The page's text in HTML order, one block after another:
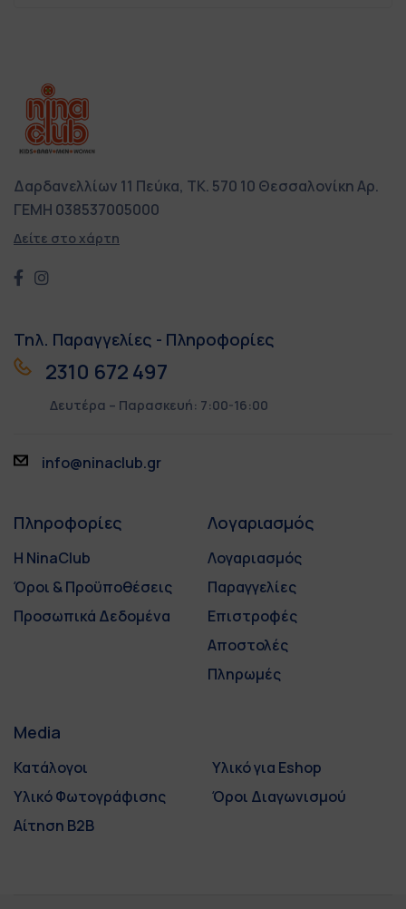
Δαρδανελλίων 11 Πεύκα, ΤΚ. 570 10 ΘεσσαλονίκηΑρ.
ΓΕΜΗ 038537005000
Δείτε στο χάρτη
Τηλ. Παραγγελίες - Πληροφορίες
2310 672 497
Δευτέρα – Παρασκευή: 7:00-16:00
info@ninaclub.gr
Πληροφορίες
Η NinaClub
Όροι & Προϋποθέσεις
Προσωπικά Δεδομένα
Λογαριασμός
Λογαριασμός
Παραγγελίες
Επιστροφές
Αποστολές
Πληρωμές
Media
Κατάλογοι
Υλικό για Eshop
Υλικό Φωτογράφισης
Όροι Διαγωνισμού
Αίτηση B2B